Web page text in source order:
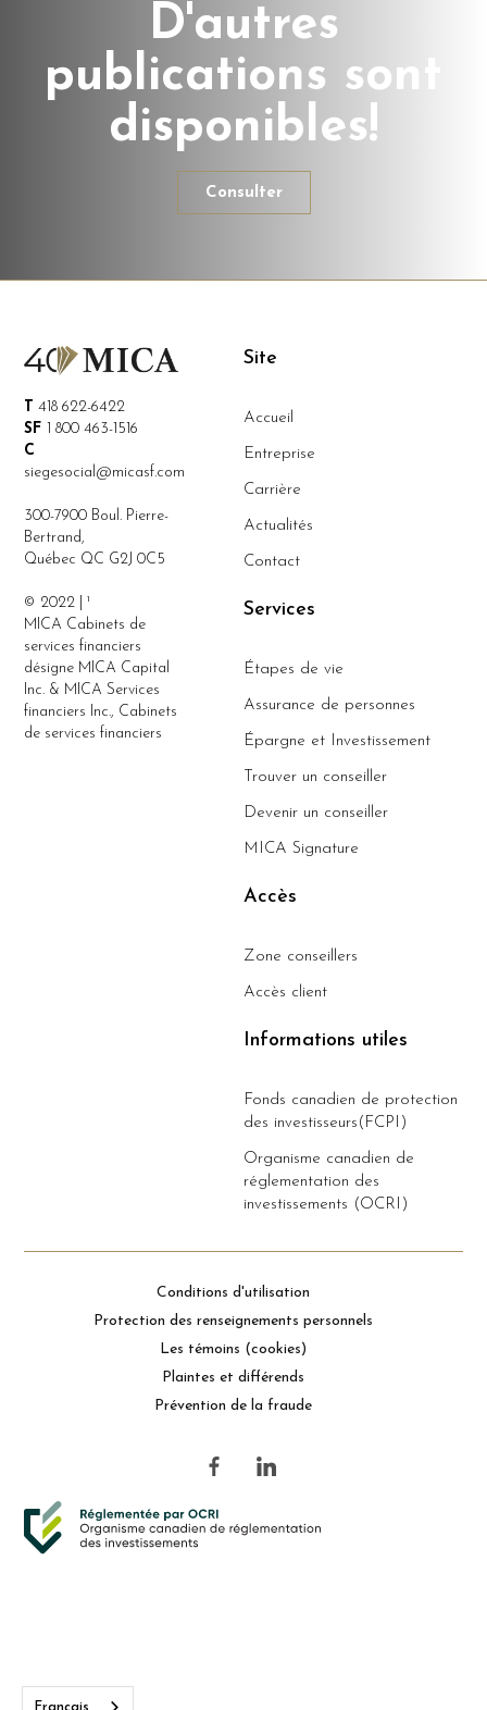
D'autres
publications sont
disponibles!
Consulter
T 418 622-6422
SF 1 800 463-1516
C
siegesocial@micasf.com
300-7900 Boul. Pierre-
Bertrand,
Québec QC G2J 0C5
© 2022 | ¹
MICA Cabinets de
services financiers
désigne MICA Capital
Inc. & MICA Services
financiers Inc., Cabinets
de services financiers
Site
Accueil
Entreprise
Carrière
Actualités
Contact
Services
Étapes de vie
Assurance de personnes
Épargne et Investissement
Trouver un conseiller
Devenir un conseiller
MICA Signature
Accès
Zone conseillers
Accès client
Informations utiles
Fonds canadien de protection
des investisseurs(FCPI)
Organisme canadien de
réglementation des
investissements (OCRI)
Conditions d'utilisation
Protection des renseignements personnels
Les témoins (cookies)
Plaintes et différends
Prévention de la fraude
Français